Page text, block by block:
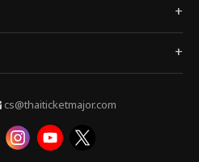
cs@thaiticketmajor.com